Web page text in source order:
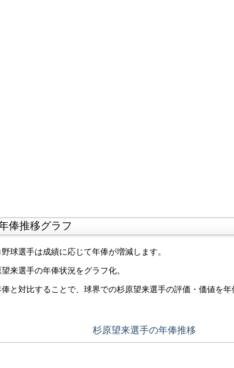
俸推移グラフ
球選手は成績に応じて年俸が増減します。
来選手の年俸状況をグラフ化。
と対比することで、球界での杉原望来選手の評価・価値を年
杉原望来選手の年俸推移